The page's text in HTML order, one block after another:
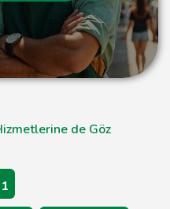
de Göz
1